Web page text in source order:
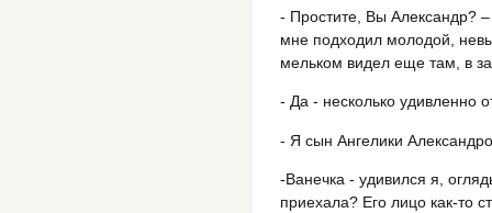
- Простите, Вы Александр?
мне подходил молодой,
мельком видел еще там, в
- Да - несколько удивленно
- Я сын Ангелики
-Ванечка - удивился я,
приехала? Его лицо как-то